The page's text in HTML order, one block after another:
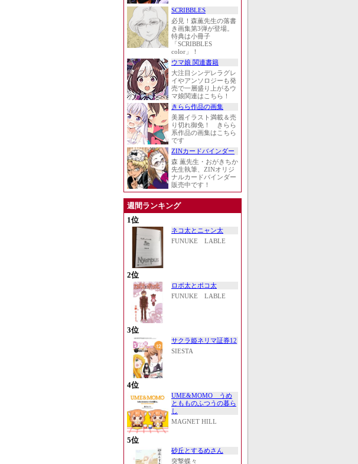
SCRIBBLES
必見！森薫先生の落書
き画集第3弾が登場。
特典は小冊子
「SCRIBBLES
color」！
ウマ娘 関連書籍
大注目シンデレラグレ
イやアンソロジーも発
売で一層盛り上がるウ
マ娘関連はこちら！
きらら作品の画集
美麗イラスト満載＆売
り切れ御免！ きらら
系作品の画集はこちら
です
ZINカードバインダー
森 薫先生・おがきちか
先生執筆、ZINオリジ
ナルカードバインダー
販売中です！
週間ランキング
1位
ネコ太とニャン太
FUNUKE LABLE
2位
ロボ太とポコ太
FUNUKE LABLE
3位
サクラ姫ネリマ証券12
SIESTA
4位
UME&MOMO うめ
ともものふつうの暮ら
し
MAGNET HILL
5位
砂丘とするめさん
突撃蝶々